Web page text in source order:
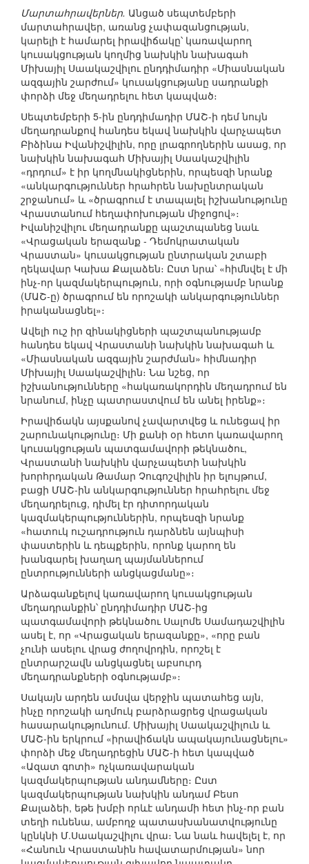
Մարտահրավերներ. Անցած սեպտեմբերի
մարտահրավեր, առանց չափազանցության,
կարելի է համարել իրավիճակը՝ կառավարող
կուսակցության կողմից նախկին նախագահ
Միխայիլ Սաակաշվիլու ընդդիմադիր «Միասնական
ազգային շարժում» կուսակցությանը սադրանքի
փորձի մեջ մեղադրելու հետ կապված։
Սեպտեմբերի 5-ին ընդդիմադիր ՄԱՇ-ի դեմ նույն
մեղադրանքով հանդես եկավ նախկին վարչապետ
Բիձինա Իվանիշվիլին, որը լրագրողներին ասաց, որ
նախկին նախագահ Միխայիլ Սաակաշվիլին
«դրդում» է իր կողմնակիցներին, որպեսզի նրանք
«անկարգություններ հրահրեն նախընտրական
շրջանում» և «ծրագրում է տապալել իշխանությունը
Վրաստանում հեղափոխության միջոցով»։
Իվանիշվիլու մեղադրանքը պաշտպանեց նաև
«Վրացական երազանք - Դեմոկրատական
Վրաստան» կուսակցության ընտրական շտաբի
ղեկավար Կախա Քալաձեն։ Ըստ նրա՝ «հիմնվել է մի
ինչ-որ կազմակերպություն, որի օգնությամբ նրանք
(ՄԱՇ-ը) ծրագրում են որոշակի անկարգություններ
իրականացնել»։
Ավելի ուշ իր զինակիցների պաշտպանությամբ
հանդես եկավ Վրաստանի նախկին նախագահ և
«Միասնական ազգային շարժման» հիմնադիր
Միխայիլ Սաակաշվիլին։ Նա նշեց, որ
իշխանությունները «հակառակորդին մեղադրում են
նրանում, ինչը պատրաստվում են անել իրենք»։
Իրավիճակն այսքանով չավարտվեց և ունեցավ իր
շարունակությունը։ Մի քանի օր հետո կառավարող
կուսակցության պատգամավորի թեկնածու,
Վրաստանի նախկին վարչապետի նախկին
խորհրդական Թամար Չուգոշվիլին իր ելույթում,
բացի ՄԱՇ-ին անկարգություններ հրահրելու մեջ
մեղադրելուց, դիմել էր դիտորդական
կազմակերպություններին, որպեսզի նրանք
«հատուկ ուշադրություն դարձնեն այնպիսի
փաստերին և դեպքերին, որոնք կարող են
խանգարել խաղաղ պայմաններում
ընտրությունների անցկացմանը»։
Արձագանքելով կառավարող կուսակցության
մեղադրանքին՝ ընդդիմադիր ՄԱՇ-ից
պատգամավորի թեկնածու Սալոմե Սամադաշվիլին
ասել է, որ «Վրացական երազանքը», «որը բան
չունի ասելու վրաց ժողովրդին, որոշել է
ընտրարշավն անցկացնել աբսուրդ
մեղադրանքների օգնությամբ»։
Սակայն արդեն ամսվա վերջին պատահեց այն,
ինչը որոշակի աղմուկ բարձրացրեց վրացական
հասարակությունում. Միխայիլ Սաակաշվիլուն և
ՄԱՇ-ին երկրում «իրավիճակն ապակայունացնելու»
փորձի մեջ մեղադրեցին ՄԱՇ-ի հետ կապված
«Ազատ գոտի» ոչկառավարական
կազմակերպության անդամները։ Ըստ
կազմակերպության նախկին անդամ Բեսո
Քալաձեի, եթե խմբի որևէ անդամի հետ ինչ-որ բան
տեղի ունենա, ամբողջ պատասխանատվությունը
կընկնի Մ.Սաակաշվիլու վրա։ Նա նաև հավելել է, որ
«Հանուն Վրաստանին հավատարմության» նոր